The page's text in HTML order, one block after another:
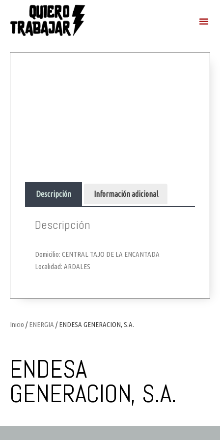
Inicio /ENERGIA / ENDESA GENERACION, S.A.
ENDESA
GENERACION, S.A.
Descripción Información adicional
Descripción
Domicilio: CENTRAL TAJO DE LA ENCANTADA
Localidad: ARDALES